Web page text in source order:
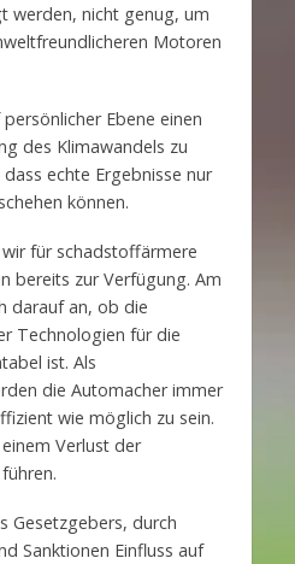
werden, nicht genug, um
Motoren
Ebene einen
des Klimawandels zu
echte Ergebnisse nur
können.
für schadstoffärmere
bereits zur Verfügung. Am
darauf an, ob die
Technologien für die
ist. Als
die Automacher immer
wie möglich zu sein.
Verlust der
Gesetzgebers, durch
Sanktionen Einfluss auf